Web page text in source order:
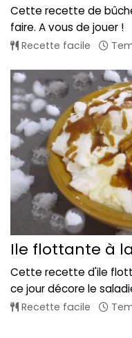
Cette recette de
faire. A vous de jouer !
Recette facile
Ile flottante à
Cette recette d'ile
ce jour décore le
Recette facile